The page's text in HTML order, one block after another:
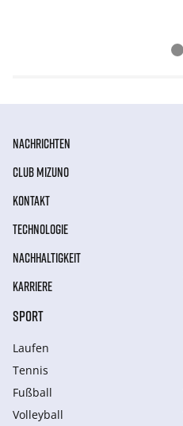
NACHRICHTEN
CLUB MIZUNO
KONTAKT
TECHNOLOGIE
NACHHALTIGKEIT
KARRIERE
SPORT
Laufen
Tennis
Fußball
Volleyball